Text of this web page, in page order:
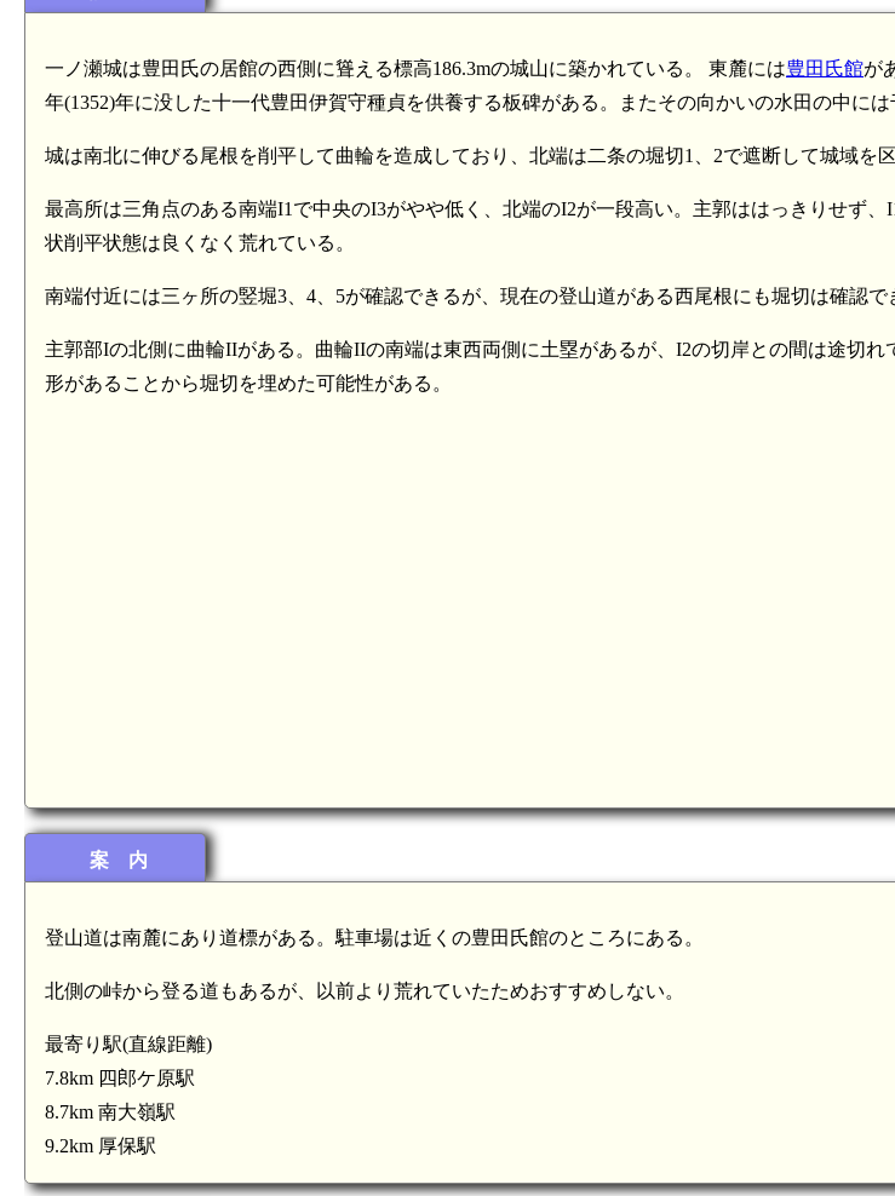
一ノ瀬城は豊田氏の居館の西側に聳える標高186.3mの城山に築かれている。 東麓には豊田氏館が
年(1352)年に没した十一代豊田伊賀守種貞を供養する板碑がある。またその向かいの水田の中には
城は南北に伸びる尾根を削平して曲輪を造成しており、北端は二条の堀切1、2で遮断して城域を区
最高所は三角点のある南端I1で中央のI3がやや低く、北端のI2が一段高い。主郭ははっきりせず、
状削平状態は良くなく荒れている。
南端付近には三ヶ所の竪堀3、4、5が確認できるが、現在の登山道がある西尾根にも堀切は確認で
主郭部Iの北側に曲輪IIがある。曲輪IIの南端は東西両側に土塁があるが、I2の切岸との間は途切れ
形があることから堀切を埋めた可能性がある。
案 内
登山道は南麓にあり道標がある。駐車場は近くの豊田氏館のところにある。
北側の峠から登る道もあるが、以前より荒れていたためおすすめしない。
最寄り駅(直線距離)
7.8km 四郎ケ原駅
8.7km 南大嶺駅
9.2km 厚保駅